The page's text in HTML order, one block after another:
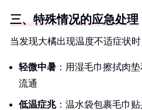
三、特殊情况的应急处理
当发现大橘出现温度不适症状时
轻微中暑 ：用湿毛巾擦拭肉
流通
低温症兆：温水袋包裹毛巾